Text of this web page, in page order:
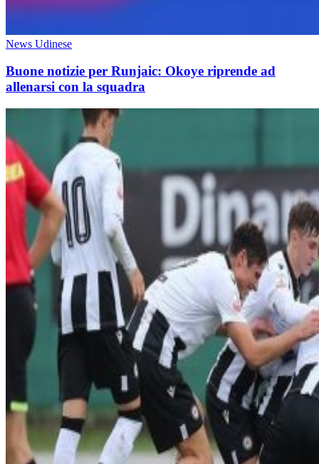
News Udinese
Buone notizie per Runjaic: Okoye riprende ad
allenarsi con la squadra